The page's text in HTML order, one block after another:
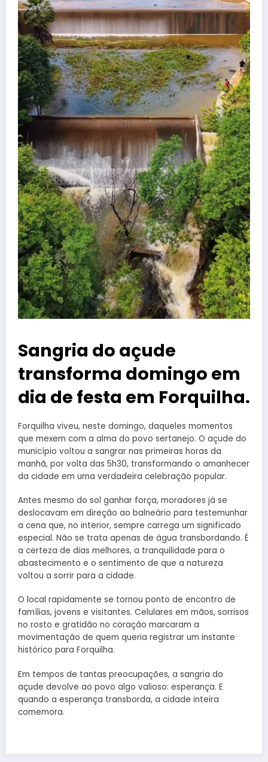
Sangria do açude
transforma domingo em
dia de festa em Forquilha.
Forquilha viveu, neste domingo, daqueles momentos
que mexem com a alma do povo sertanejo. O açude do
município voltou a sangrar nas primeiras horas da
manhã, por volta das 5h30, transformando o amanhecer
da cidade em uma verdadeira celebração popular.
Antes mesmo do sol ganhar força, moradores já se
deslocavam em direção ao balneário para testemunhar
a cena que, no interior, sempre carrega um significado
especial. Não se trata apenas de água transbordando. É
a certeza de dias melhores, a tranquilidade para o
abastecimento e o sentimento de que a natureza
voltou a sorrir para a cidade.
O local rapidamente se tornou ponto de encontro de
famílias, jovens e visitantes. Celulares em mãos, sorrisos
no rosto e gratidão no coração marcaram a
movimentação de quem queria registrar um instante
histórico para Forquilha.
Em tempos de tantas preocupações, a sangria do
açude devolve ao povo algo valioso: esperança. E
quando a esperança transborda, a cidade inteira
comemora.